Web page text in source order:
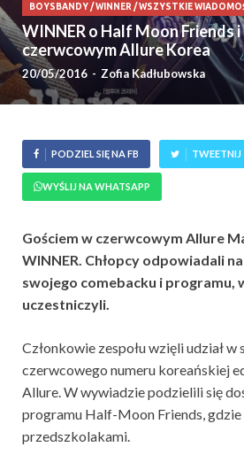
BOYSBANDY/WINNER /WSZYSTKIE
WINNER o Half Moon Friends
czerwcowym Allure Korea
20/05/2016 - Zofia Kadłubowska
PODZIEL SIĘ NA FB TWEETNIJ
WYŚLIJ NA WHATSAPP
Gościem w czerwcowym Allure
WINNER. Chłopcy odpowiadali
swojego comebacku i
uczestniczyli.
Członkowie zespołu wzięli udział
czerwcowego numeru koreańskiej
Allure. W wywiadzie podzielili się
programu Half-Moon Friends,
przedszkolakami.